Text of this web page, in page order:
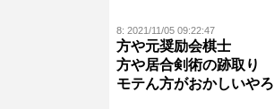
8: 2021/11/05 09:22:47
方や元奨励会棋士
方や居合剣術の跡取り
モテん方がおかしいやろ